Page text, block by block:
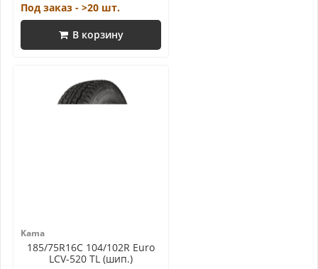
Под заказ - >20 шт.
В корзину
Kama
185/75R16C 104/102R Euro
LCV-520 TL (шип.)